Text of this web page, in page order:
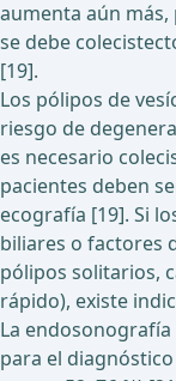
aumenta aún
se debe
[19].
Los pólipos de
riesgo de
es necesario
pacientes deben
ecografía [19]. Si
biliares o factores
pólipos solitarios,
rápido), existe
La
para el